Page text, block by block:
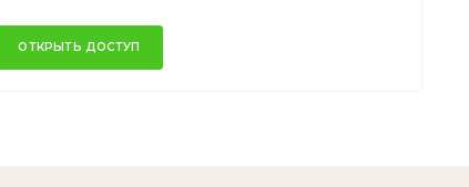
ОТКРЫТЬ ДОСТУП